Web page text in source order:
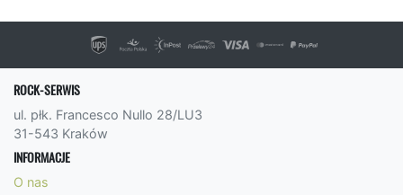
ROCK-SERWIS
ul. płk. Francesco Nullo 28/LU3
31-543 Kraków
INFORMACJE
O nas